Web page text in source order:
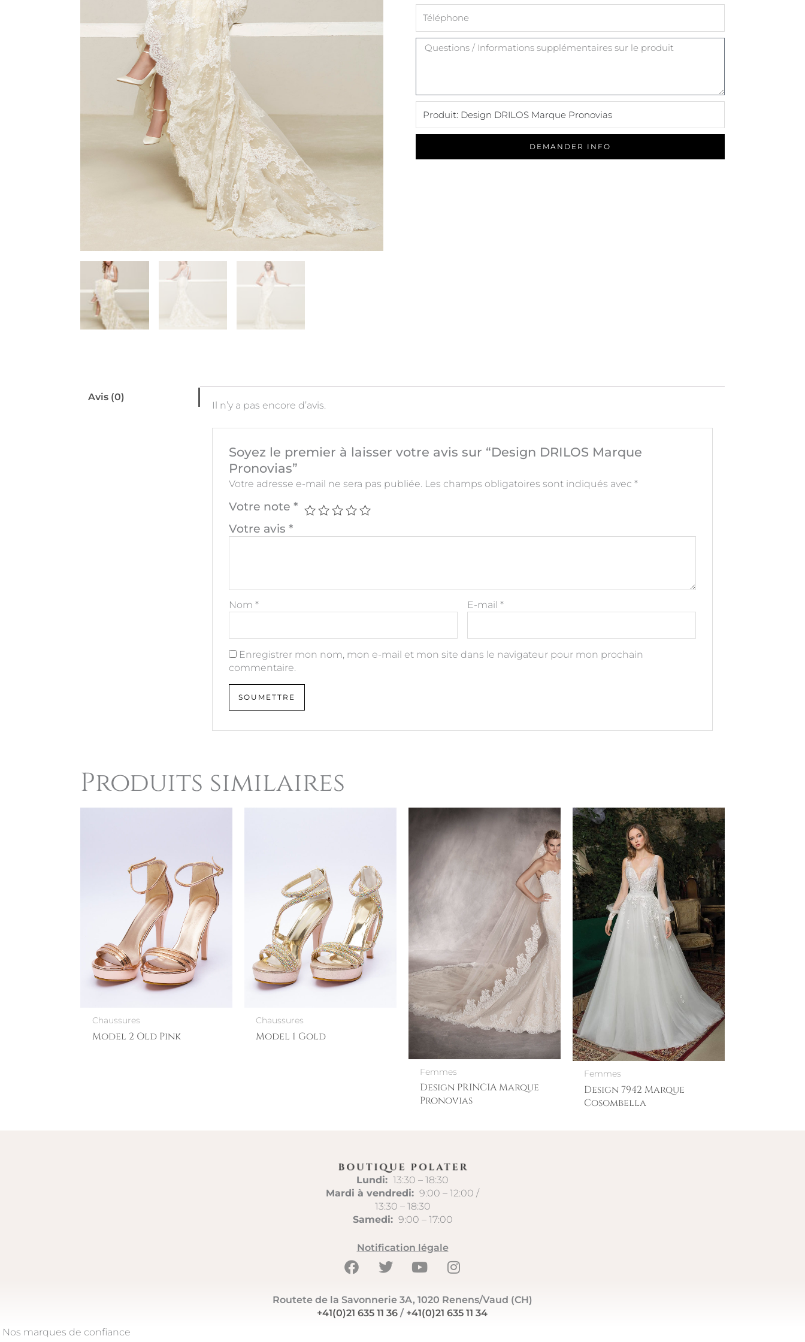
Message
DEMANDER INFO
Avis (0)
Il n’y a pas encore d’avis.
Soyez le premier à laisser votre avis sur “Design DRILOS Marque
Pronovias”
Votre adresse e-mail ne sera pas publiée. Les champs obligatoires sont indiqués avec*
Votre note*
Votre avis*
Nom* E-mail *
Enregistrer mon nom, mon e-mail et mon site dans le navigateur pour mon prochain
commentaire.
Produits similaires
Chaussures
Model 2 Old Pink
Chaussures
Model 1 Gold
Femmes
Design PRINCIA Marque
Pronovias
Femmes
Design 7942 Marque
Cosombella
Lundi: 13:30 – 18:30
Mardi à vendredi: 9:00 – 12:00 /
13:30 – 18:30
Samedi: 9:00 – 17:00
Notification légale
F
a
e
b
T
w
t
t
Y
o
t
u
I
n
t
a
Routete de la Savonnerie 3A, 1020 Renens/Vaud (CH)
+41(0)21 635 11 36 / +41(0)21 635 11 34
Nos marques de confiance